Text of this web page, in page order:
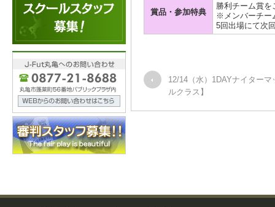
賞品・参加特典
勝利チーム賞
※メンバーチー
5回出場にて次
12/14（水）1DAYナイターマ
ルクラス】